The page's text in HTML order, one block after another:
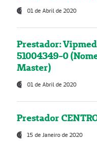
01 de Abril de 2020
Prestador:
51004349-0
Master)
01 de Abril de 2020
Prestador
15 de Janeiro de 2020